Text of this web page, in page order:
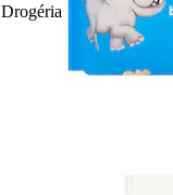
Drogéria